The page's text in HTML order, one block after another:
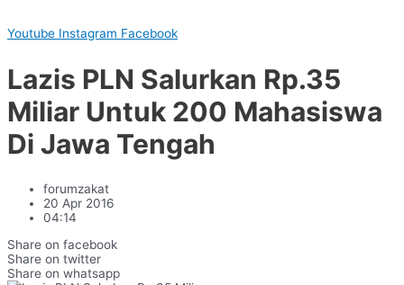
Youtube Instagram Facebook
Lazis PLN Salurkan Rp.35
Miliar Untuk 200 Mahasiswa
Di Jawa Tengah
forumzakat
20 Apr 2016
04:14
Share on facebook
Share on twitter
Share on whatsapp